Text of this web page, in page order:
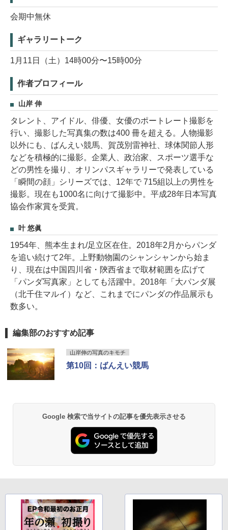
会期中無休
ギャラリートーク
1月11日（土）14時00分〜15時00分
作者プロフィール
山岸 伸
タレント、アイドル、俳優、女優のポートレート撮影を
行い、撮影した写真集の数は400 冊を超える。人物撮影
以外にも、ばんえい競馬、賀茂別雷神社、球体関節人形
などを積極的に撮影。企業人、政治家、スポーツ選手な
どの男性を撮り、オリンパスギャラリーで発表している
「瞬間の顔」シリーズでは、12年で 715組以上の男性を
撮影。現在も1000名に向けて撮影中。平成28年日本写真
協会作家賞を受賞。
叶 悠眞
1954年、熊本生まれ/足立区在住。2018年2月からパンダ
を追い続けて2年。上野動物園のシャンシャンから始ま
り、現在は中国四川省・陝西省まで取材範囲を広げて
「パンダ写真家」としても活躍中。2018年「大パンダ展
（北千住マルイ）など、これまでにパンダの作品展示も
数多い。
編集部のおすすめ記事
山岸伸の写真のキモチ
第10回：ばんえい競馬
Google 検索で当サイトの記事を優先表示させる